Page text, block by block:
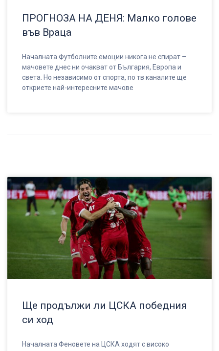
ПРОГНОЗА НА ДЕНЯ: Малко голове
във Враца
Началната Футболните емоции никога не спират –
мачовете днес ни очакват от България, Европа и
света. Но независимо от спорта, по тв каналите ще
откриете най-интересните мачове
Ще продължи ли ЦСКА победния
си ход
Началната Феновете на ЦСКА ходят с високо